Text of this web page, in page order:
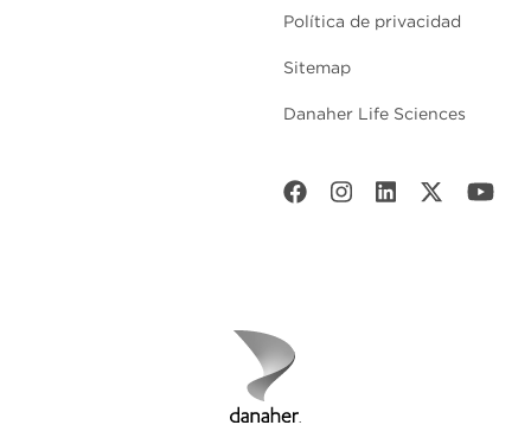
Política de privacidad
Sitemap
Danaher Life Sciences